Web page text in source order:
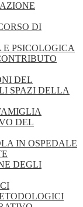
DI
PSICOLOGICA
DEL
SPAZI DELLA
DEL
IN OSPEDALE
DEGLI